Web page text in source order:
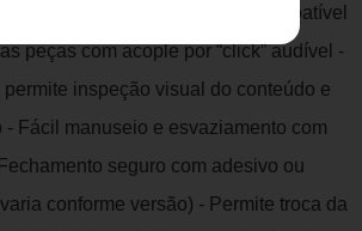
exigem confiança total. - Compatível
peças com acople por “click” audível -
inspeção visual do conteúdo e
- Fácil manuseio e esvaziamento com
seguro com adesivo ou
conforme versão) - Permite troca da